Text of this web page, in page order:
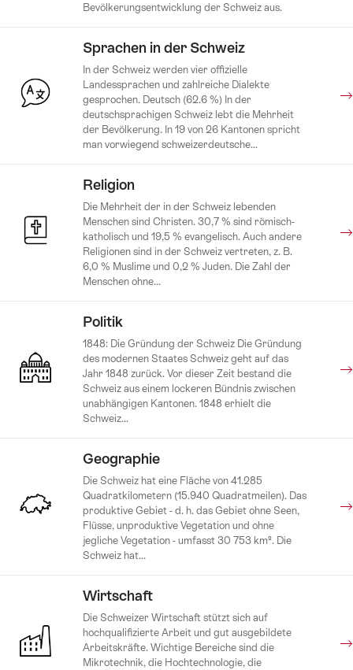
Bevölkerungsentwicklung der Schweiz aus.
Sprachen in der Schweiz
In der Schweiz werden vier offizielle
Landessprachen und zahlreiche Dialekte
gesprochen. Deutsch (62.6 %) In der
deutschsprachigen Schweiz lebt die Mehrheit
der Bevölkerung. In 19 von 26 Kantonen spricht
man vorwiegend schweizerdeutsche...
Religion
Die Mehrheit der in der Schweiz lebenden
Menschen sind Christen. 30,7 % sind römisch-
katholisch und 19,5 % evangelisch. Auch andere
Religionen sind in der Schweiz vertreten, z. B.
6,0 % Muslime und 0,2 % Juden. Die Zahl der
Menschen ohne...
Politik
1848: Die Gründung der Schweiz Die Gründung
des modernen Staates Schweiz geht auf das
Jahr 1848 zurück. Vor dieser Zeit bestand die
Schweiz aus einem lockeren Bündnis zwischen
unabhängigen Kantonen. 1848 erhielt die
Schweiz...
Geographie
Die Schweiz hat eine Fläche von 41.285
Quadratkilometern (15.940 Quadratmeilen). Das
produktive Gebiet - d. h. das Gebiet ohne Seen,
Flüsse, unproduktive Vegetation und ohne
jegliche Vegetation - umfasst 30 753 km². Die
Schweiz hat...
Wirtschaft
Die Schweizer Wirtschaft stützt sich auf
hochqualifizierte Arbeit und gut ausgebildete
Arbeitskräfte. Wichtige Bereiche sind die
Mikrotechnik, die Hochtechnologie, die